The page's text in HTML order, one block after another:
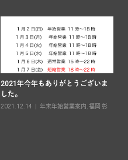
2021年今年もありがとうございま
した。
2021.12.14 年末年始営業案内 ,福岡 彰